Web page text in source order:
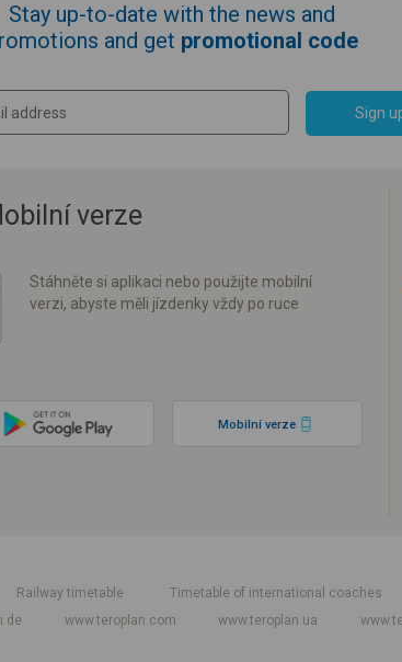
Stay up-to-date with the news and
and get promotional code
Sign
verze
Stáhněte si aplikaci nebo použijte mobilní
verzi, abyste měli jízdenky vždy po ruce
Mobilní verze
Railway timetable Timetable of international coaches
www.teroplan.com www.teroplan.ua